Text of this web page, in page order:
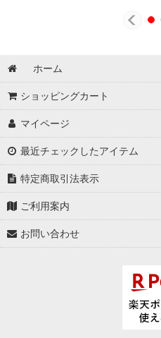
ホーム
ショッピングカート
マイページ
最近チェックしたアイテム
特定商取引法表示
ご利用案内
お問い合わせ